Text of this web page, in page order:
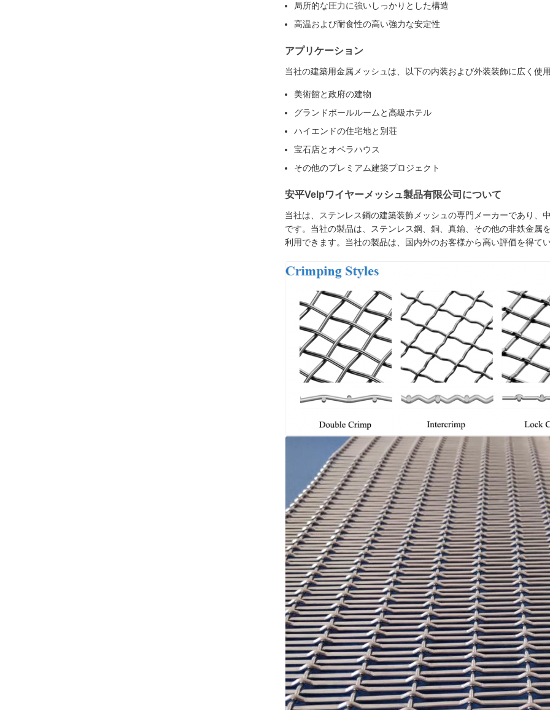
局所的な圧力に強いしっかりとした構造
高温および耐食性の高い強力な安定性
アプリケーション
当社の建築用金属メッシュは、以下の内装および外装装飾に広く使
美術館と政府の建物
グランドボールルームと高級ホテル
ハイエンドの住宅地と別荘
宝石店とオペラハウス
その他のプレミアム建築プロジェクト
安平Velpワイヤーメッシュ製品有限公司について
当社は、ステンレス鋼の建築装飾メッシュの専門メーカーであり、
です。当社の製品は、ステンレス鋼、銅、真鍮、その他の非鉄金属
利用できます。当社の製品は、国内外のお客様から高い評価を得てい